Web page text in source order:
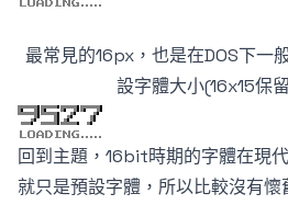
最常見的16px，也是在DOS下一
設字體大小(16x15保
回到主題，16bit時期的字體在現
就只是預設字體，所以比較沒有懷